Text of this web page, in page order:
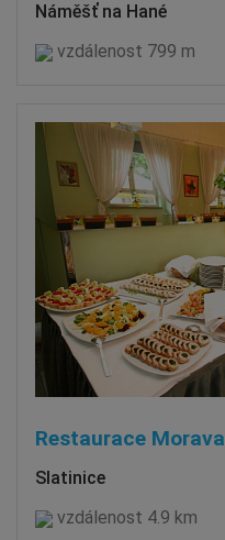
Náměšť na Hané
vzdálenost 799 m
Restaurace Morava
Slatinice
vzdálenost 4.9 km